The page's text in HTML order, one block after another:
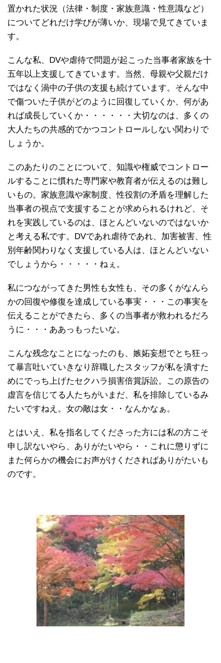
置かれた状況（法律・制度・家族意識・性意識など）
についてどれだけ学びが薄いか、現場で見てきていま
す。
こんな私、DVや虐待で問題が起こった当事者家族を十
五年以上支援してきています。当然、母親や父親だけ
ではなく渦中の子供の支援も続けています。そんな中
で傷ついた子供がどのように回復していくか、何があ
れば成長していくか・・・・・・大切なのは、多くの
大人たちの共感的でかつコントロールしない関わりで
しょうか。
このあたりのことについて、知識や権威でコントロー
ルすることに慣れた専門家や教育者が伝えるのは難し
いもの。家族意識や家制度、性役割の矛盾を理解した
当事者の視点で支援することが求められるけれど、そ
れを実践しているのは、ほとんどいないのではないか
と考える私です。DVであれ虐待であれ、加害被害、性
別年齢関わりなく支援している人は、ほとんどいない
でしょうから・・・・・ねぇ。
私につながってきた男性も女性も、その多くがなんら
かの回復や修復を達成している事実・・・この事実を
伝えることができたら、多くの当事者が救われるだろ
うに・・・ああっもったいな。
こんな残念なことになったのも、嫉妬妄想でとち狂っ
て暴言吐いていきなり辞職したスタッフが私を潰すた
めにでっち上げたセクハラ損害倍賞訴訟。この原告の
虚言を信じてる人たちがいまだ、私を排除しているみ
たいですねえ。女の敵は女・・なんかなぁ。
とはいえ、私を指名してくださった方には私の方こそ
申し訳ないやら、ありがたいやら・・これに懲りずに
また何らかの機会にお声がけくださればありがたいも
のです。